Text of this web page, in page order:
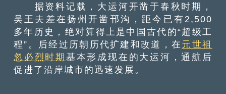
据资料记载，大运河开凿于春秋时期，
吴王夫差在扬州开凿邗沟，距今已有2,500
多年历史，绝对算得上是中国古代的“超级工
程”。后经过历朝历代扩建和改道，在元世祖
忽必烈时期基本形成现在的大运河，通航后
促进了沿岸城市的迅速发展。